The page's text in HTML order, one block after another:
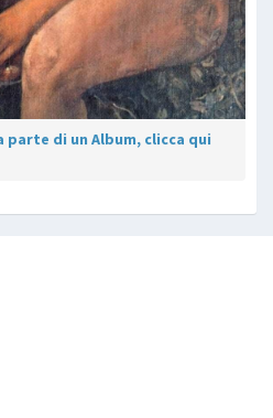
di un Album, clicca qui